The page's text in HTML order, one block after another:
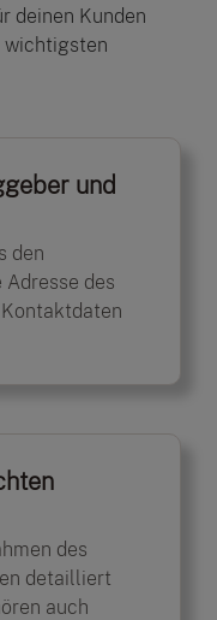
deinen Kunden
wichtigsten
und
den
des
des
detailliert
auch